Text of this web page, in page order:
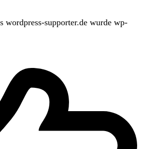
wordpress-supporter.de wurde wp-